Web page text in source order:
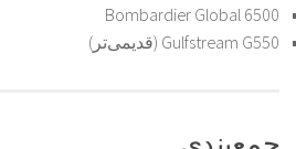
Bombardier Global 6500
Gulfstream G550 (قدیمی‌تر)